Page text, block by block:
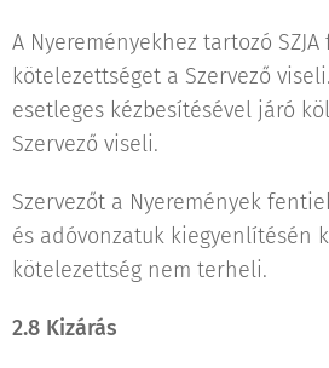
A Nyereményekhez tartozó SZJA
kötelezettséget a Szervező
esetleges kézbesítésével járó
Szervező viseli.
Szervezőt a Nyeremények
és adóvonzatuk kiegyenlítésén
kötelezettség nem terheli.
2.8 Kizárás